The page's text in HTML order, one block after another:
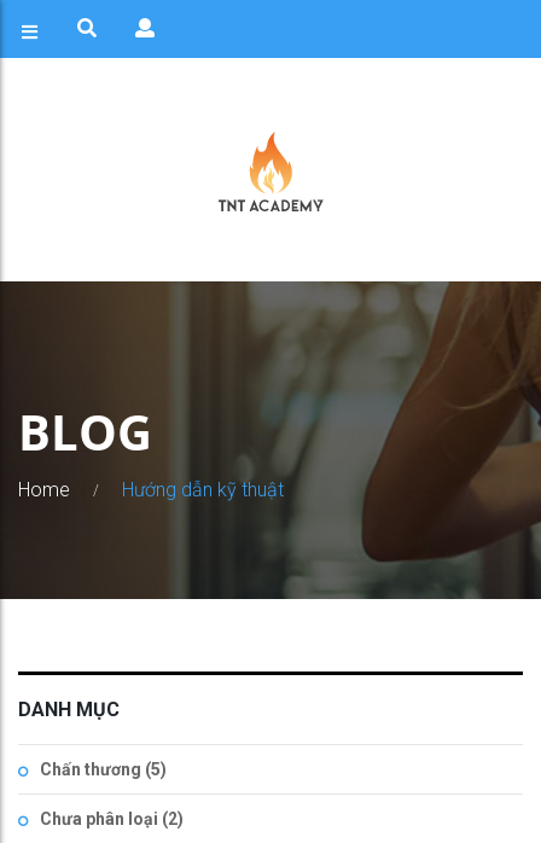
BLOG
Home Hướng dẫn kỹ thuật
DANH MỤC
Chấn thương (5)
Chưa phân loại (2)